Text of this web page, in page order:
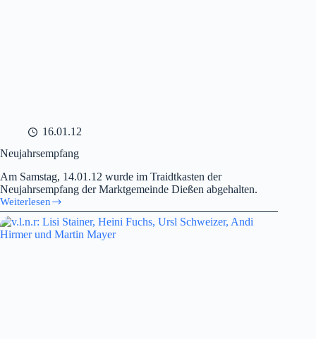
16.01.12
Neujahrsempfang
Am Samstag, 14.01.12 wurde im Traidtkasten der
Neujahrsempfang der Marktgemeinde Dießen abgehalten.
Weiterlesen
Neujahrsempfang